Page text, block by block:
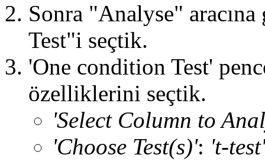
Sonra "Analyse"
Test"i seçtik.
'One condition Test'
özelliklerini seçtik.
'Select Column to
'Choose Test(s)': 't-test'